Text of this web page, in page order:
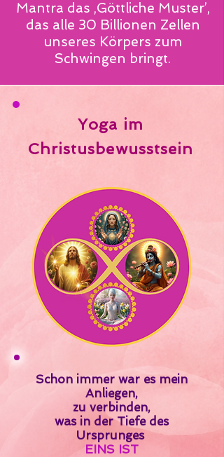
Mantra das ‚Göttliche Muster’,
das alle 30 Billionen Zellen
unseres Körpers zum
Schwingen bringt.
Yoga im
Christusbewusstsein
Schon immer war es mein
Anliegen,
zu verbinden,
was in der Tiefe des
Ursprunges
EINS IST